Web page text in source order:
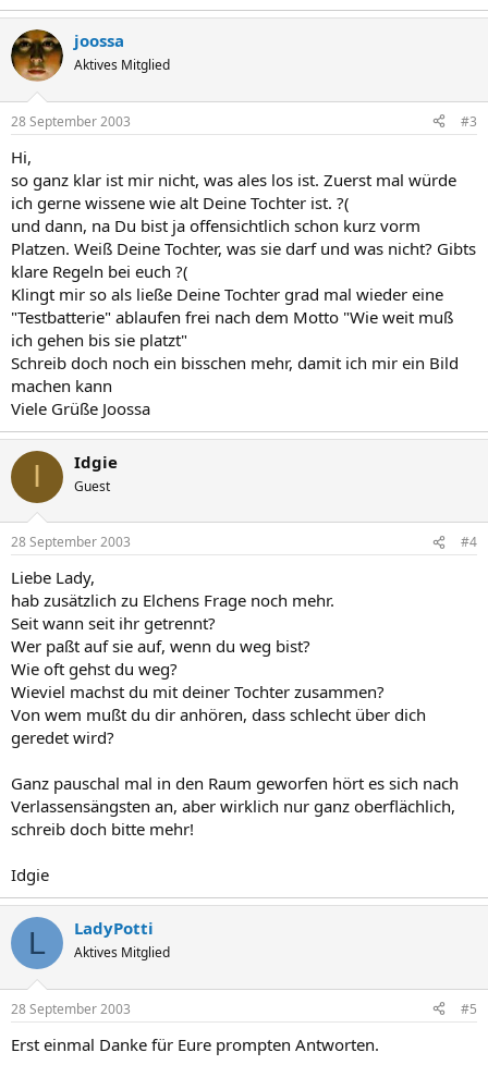
joossa
Aktives Mitglied
28 September 2003 #3
Hi,
so ganz klar ist mir nicht, was ales los ist. Zuerst mal würde
ich gerne wissene wie alt Deine Tochter ist. ?(
und dann, na Du bist ja offensichtlich schon kurz vorm
Platzen. Weiß Deine Tochter, was sie darf und was nicht? Gibts
klare Regeln bei euch ?(
Klingt mir so als ließe Deine Tochter grad mal wieder eine
"Testbatterie" ablaufen frei nach dem Motto "Wie weit muß
ich gehen bis sie platzt"
Schreib doch noch ein bisschen mehr, damit ich mir ein Bild
machen kann
Viele Grüße Joossa
I Idgie
Guest
28 September 2003 #4
Liebe Lady,
hab zusätzlich zu Elchens Frage noch mehr.
Seit wann seit ihr getrennt?
Wer paßt auf sie auf, wenn du weg bist?
Wie oft gehst du weg?
Wieviel machst du mit deiner Tochter zusammen?
Von wem mußt du dir anhören, dass schlecht über dich
geredet wird?
Ganz pauschal mal in den Raum geworfen hört es sich nach
Verlassensängsten an, aber wirklich nur ganz oberflächlich,
schreib doch bitte mehr!
Idgie
L LadyPotti
Aktives Mitglied
28 September 2003 #5
Erst einmal Danke für Eure prompten Antworten.